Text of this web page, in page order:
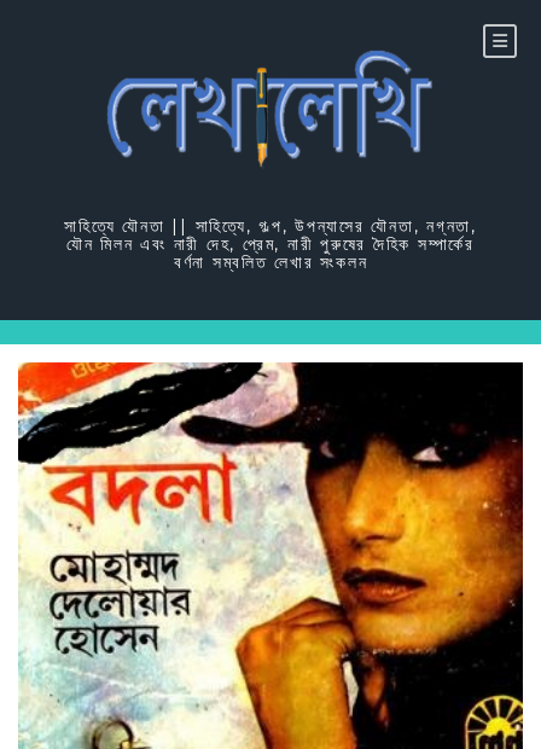
সাহিত্যে যৌনতা || সাহিত্যে, গল্প, উপন্যাসের যৌনতা, নগ্নতা,
যৌন মিলন এবং নারী দেহ, প্রেম, নারী পুরুষের দৈহিক সম্পার্কের
বর্ণনা সম্বলিত লেখার সংকলন